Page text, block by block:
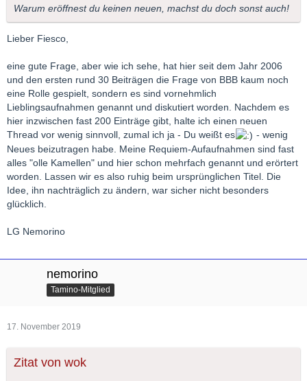
Warum eröffnest du keinen neuen, machst du doch sonst auch!
Lieber Fiesco,
eine gute Frage, aber wie ich sehe, hat hier seit dem Jahr 2006
und den ersten rund 30 Beiträgen die Frage von BBB kaum noch
eine Rolle gespielt, sondern es sind vornehmlich
Lieblingsaufnahmen genannt und diskutiert worden. Nachdem es
hier inzwischen fast 200 Einträge gibt, halte ich einen neuen
Thread vor wenig sinnvoll, zumal ich ja - Du weißt es
- wenig
Neues beizutragen habe. Meine Requiem-Aufaufnahmen sind fast
alles "olle Kamellen" und hier schon mehrfach genannt und erörtert
worden. Lassen wir es also ruhig beim ursprünglichen Titel. Die
Idee, ihn nachträglich zu ändern, war sicher nicht besonders
glücklich.
LG Nemorino
nemorino
Tamino-Mitglied
17. November 2019
Zitat von wok